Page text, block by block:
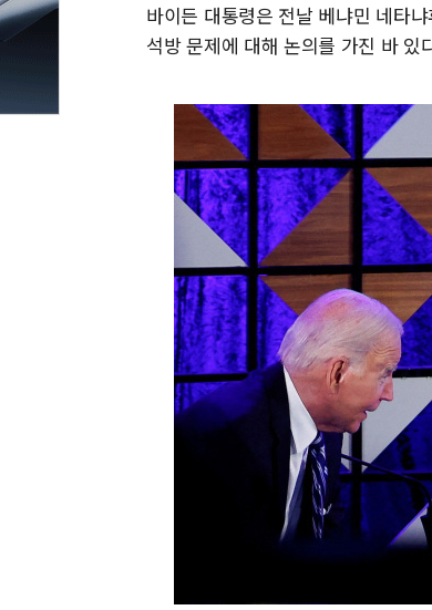
바이든 대통령은 전날 베냐민 네타
석방 문제에 대해 논의를 가진 바 있